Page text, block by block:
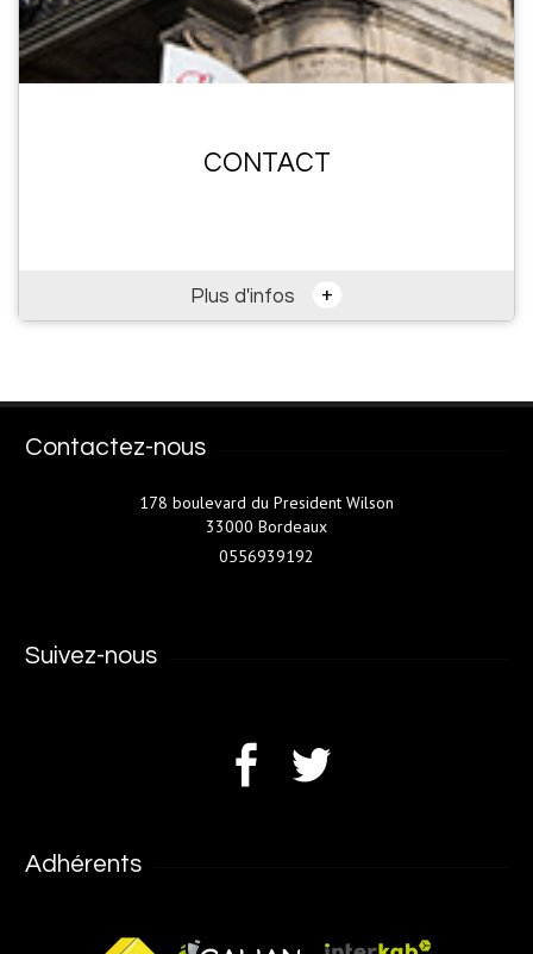
CONTACT
Plus d'infos +
Contactez-nous
178 boulevard du President Wilson
33000 Bordeaux
0556939192
Suivez-nous
Adhérents